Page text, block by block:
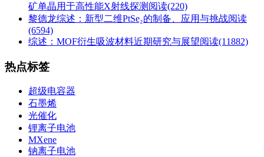
矿单晶用于高性能X射线探测 阅读(220)
黎德龙综述：新型二维PtSe₂的制备、应用与挑战阅读
(6594)
综述：MOF衍生吸波材料近期研究与展望阅读(11882)
热点标签
超级电容器
石墨烯
光催化
锂离子电池
MXene
钠离子电池